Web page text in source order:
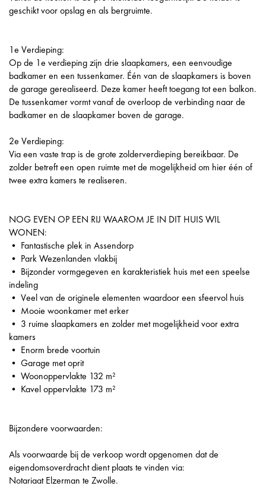
geschikt voor opslag en als bergruimte.
1e Verdieping:
Op de 1e verdieping zijn drie slaapkamers, een eenvoudige
badkamer en een tussenkamer. Één van de slaapkamers is boven
de garage gerealiseerd. Deze kamer heeft toegang tot een balkon.
De tussenkamer vormt vanaf de overloop de verbinding naar de
badkamer en de slaapkamer boven de garage.
2e Verdieping:
Via een vaste trap is de grote zolderverdieping bereikbaar. De
zolder betreft een open ruimte met de mogelijkheid om hier één of
twee extra kamers te realiseren.
NOG EVEN OP EEN RIJ WAAROM JE IN DIT HUIS WIL
WONEN:
• Fantastische plek in Assendorp
• Park Wezenlanden vlakbij
• Bijzonder vormgegeven en karakteristiek huis met een speelse
indeling
• Veel van de originele elementen waardoor een sfeervol huis
• Mooie woonkamer met erker
• 3 ruime slaapkamers en zolder met mogelijkheid voor extra
kamers
• Enorm brede voortuin
• Garage met oprit
• Woonoppervlakte 132 m²
• Kavel oppervlakte 173 m²
Bijzondere voorwaarden:
Als voorwaarde bij de verkoop wordt opgenomen dat de
eigendomsoverdracht dient plaats te vinden via:
Notariaat Elzerman te Zwolle.